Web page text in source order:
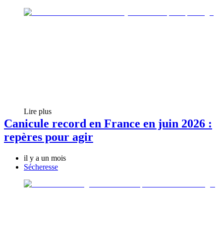
Lire plus
Canicule record en France en juin 2026 :
repères pour agir
il y a un mois
Sécheresse